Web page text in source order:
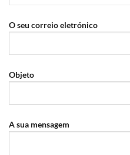
O seu correio eletrónico
Objeto
A sua mensagem